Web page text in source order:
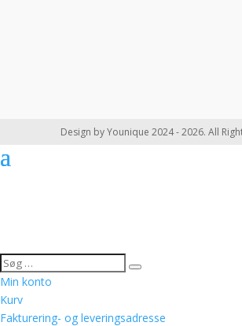
Design by Younique 2024 - 2026. All
Min konto
Kurv
Fakturering- og leveringsadresse